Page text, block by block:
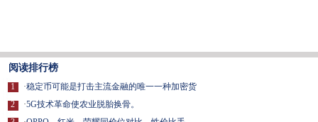
阅读排行榜
1
2
·稳定币可能是打击主流金融的唯一一种加密货
·5G技术革命使农业脱胎换骨。